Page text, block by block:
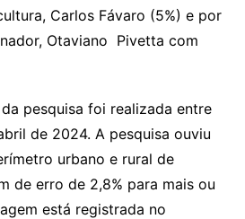
Carlos Fávaro (5%) e por
Otaviano Pivetta com
pesquisa foi realizada entre
de 2024. A pesquisa ouviu
urbano e rural de
de erro de 2,8% para mais ou
está registrada no